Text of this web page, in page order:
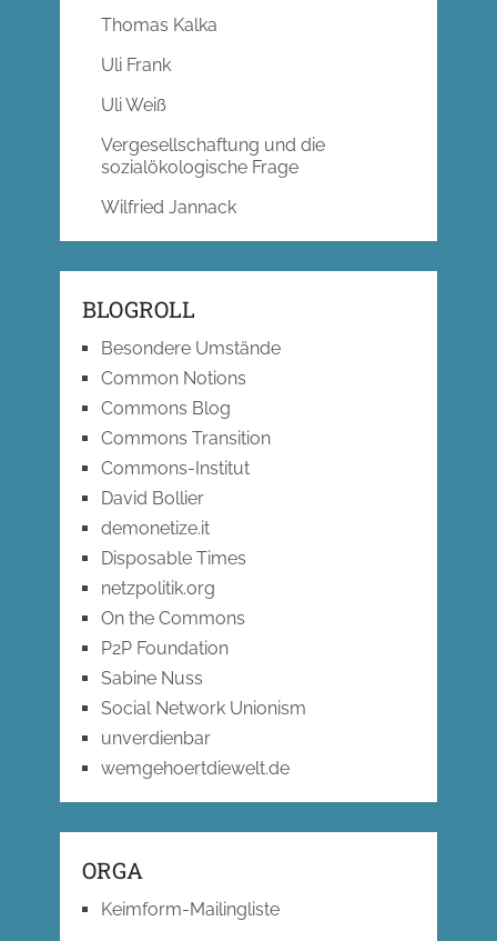
Thomas Kalka
Uli Frank
Uli Weiß
Vergesellschaftung und die
sozialökologische Frage
Wilfried Jannack
BLOGROLL
Besondere Umstände
Common Notions
Commons Blog
Commons Transition
Commons-Institut
David Bollier
demonetize.it
Disposable Times
netzpolitik.org
On the Commons
P2P Foundation
Sabine Nuss
Social Network Unionism
unverdienbar
wemgehoertdiewelt.de
ORGA
Keimform-Mailingliste